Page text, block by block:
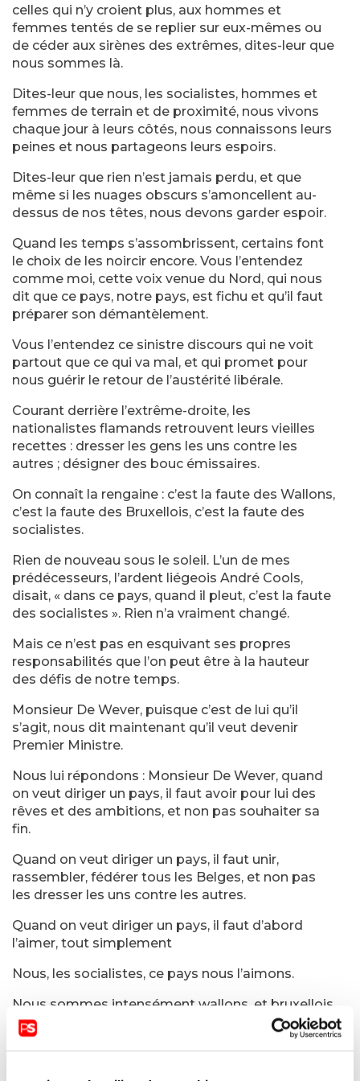
celles qui n’y croient plus, aux hommes et
femmes tentés de se replier sur eux-mêmes ou
de céder aux sirènes des extrêmes, dites-leur que
nous sommes là.
Dites-leur que nous, les socialistes, hommes et
femmes de terrain et de proximité, nous vivons
chaque jour à leurs côtés, nous connaissons leurs
peines et nous partageons leurs espoirs.
Dites-leur que rien n’est jamais perdu, et que
même si les nuages obscurs s’amoncellent au-
dessus de nos têtes, nous devons garder espoir.
Quand les temps s’assombrissent, certains font
le choix de les noircir encore. Vous l’entendez
comme moi, cette voix venue du Nord, qui nous
dit que ce pays, notre pays, est fichu et qu’il faut
préparer son démantèlement.
Vous l’entendez ce sinistre discours qui ne voit
partout que ce qui va mal, et qui promet pour
nous guérir le retour de l’austérité libérale.
Courant derrière l’extrême-droite, les
nationalistes flamands retrouvent leurs vieilles
recettes : dresser les gens les uns contre les
autres ; désigner des bouc émissaires.
On connaît la rengaine : c’est la faute des Wallons,
c’est la faute des Bruxellois, c’est la faute des
socialistes.
Rien de nouveau sous le soleil. L’un de mes
prédécesseurs, l’ardent liégeois André Cools,
disait, « dans ce pays, quand il pleut, c’est la faute
des socialistes ». Rien n’a vraiment changé.
Mais ce n’est pas en esquivant ses propres
responsabilités que l’on peut être à la hauteur
des défis de notre temps.
Monsieur De Wever, puisque c’est de lui qu’il
s’agit, nous dit maintenant qu’il veut devenir
Premier Ministre.
Nous lui répondons : Monsieur De Wever, quand
on veut diriger un pays, il faut avoir pour lui des
rêves et des ambitions, et non pas souhaiter sa
fin.
Quand on veut diriger un pays, il faut unir,
rassembler, fédérer tous les Belges, et non pas
les dresser les uns contre les autres.
Quand on veut diriger un pays, il faut d’abord
l’aimer, tout simplement
Nous, les socialistes, ce pays nous l’aimons.
Nous sommes intensément wallons, et bruxellois,
francophones et germanophones. Mais nous
sommes aussi des Belges, attachés à tout ce que